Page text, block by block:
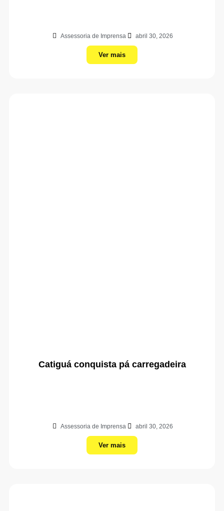
Assessoria de Imprensa abril 30, 2026
Ver mais
Catiguá conquista pá carregadeira
Assessoria de Imprensa abril 30, 2026
Ver mais